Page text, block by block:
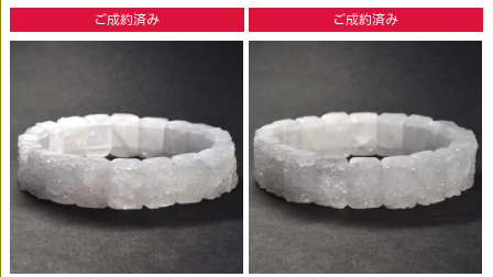
ご成約済み ご成約済み